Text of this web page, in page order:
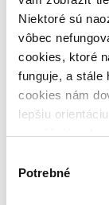
Niektoré sú
vôbec
cookies, ktoré
funguje, a stále
cookies nám
lepšiu
umožňujú
keby sme
súhlasu
Potrebné
Bestsellery
Top
Novinky
Najdrahšie
Najlacnejšie
Najvyššia